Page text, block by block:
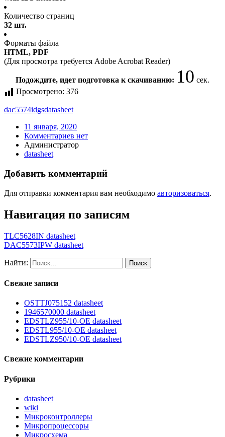
Количество страниц
32 шт.
Форматы файла
HTML, PDF
(Для просмотра требуется Adobe Acrobat Reader)
Подождите, идет подготовка к скачиванию: 10 сек.
Просмотрено: 376
dac5574idgsdatasheet
11 января, 2020
Комментариев нет
Администратор
datasheet
Добавить комментарий
Для отправки комментария вам необходимо авторизоваться.
Навигация по записям
TLC5628IN datasheet
DAC5573IPW datasheet
Найти:
Свежие записи
OSTTJ075152 datasheet
1946570000 datasheet
EDSTLZ955/10-OE datasheet
EDSTL955/10-OE datasheet
EDSTLZ950/10-OE datasheet
Свежие комментарии
Рубрики
datasheet
wiki
Микроконтроллеры
Микропроцессоры
Микросхема